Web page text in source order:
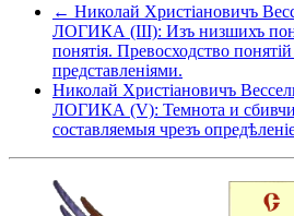
← Николай Христіановичъ
ЛОГИКА (III): Изъ низшихъ
понятія. Превосходство
представленіями.
Николай Христіановичъ
ЛОГИКА (V): Темнота и
составляемыя чрезъ